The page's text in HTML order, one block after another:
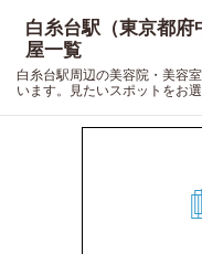
白糸台駅（東京都
屋一覧
白糸台駅周辺の美容院・美容
います。見たいスポットをお選